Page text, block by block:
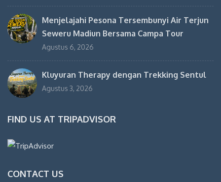
Menjelajahi Pesona Tersembunyi Air Terjun
Seweru Madiun Bersama Campa Tour
Agustus 6, 2026
Kluyuran Therapy dengan Trekking Sentul
Agustus 3, 2026
FIND US AT TRIPADVISOR
CONTACT US